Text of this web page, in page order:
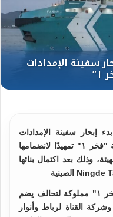
إبحار سفينة الإمدادات
والخدمات البترولية المتكاملة "فخر ١" تمهيدًا لانضمامها
وذلك بعد اكتمال بنائها
سفينة الخدمات البترولية "فخر ١" مملوكة لتحالف يضم
القناة لرباط وأنوار